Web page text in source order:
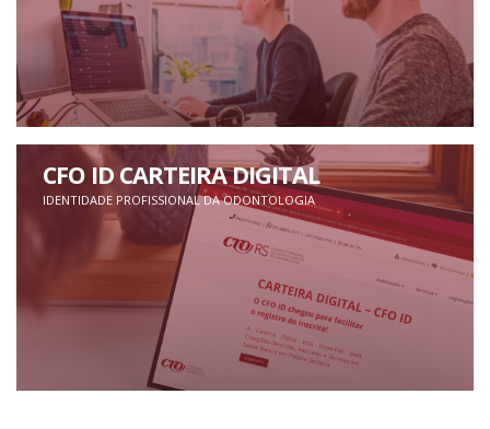
CFO ID CARTEIRA DIGITAL
IDENTIDADE PROFISSIONAL DA ODONTOLOGIA